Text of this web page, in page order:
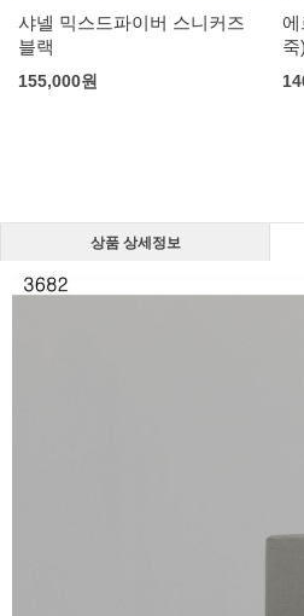
샤넬 믹스드파이버 스니커즈
블랙
155,000원
죽)
상품 상세정보